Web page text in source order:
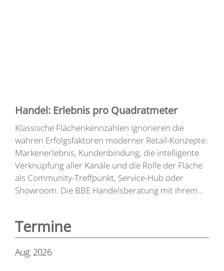
Handel: Erlebnis pro Quadratmeter
Klassische Flächenkennzahlen ignorieren die
wahren Erfolgsfaktoren moderner Retail-Konzepte:
Markenerlebnis, Kundenbindung, die intelligente
Verknüpfung aller Kanäle und die Rolle der Fläche
als Community-Treffpunkt, Service-Hub oder
Showroom. Die BBE Handelsberatung mit ihrem...
Termine
Aug. 2026